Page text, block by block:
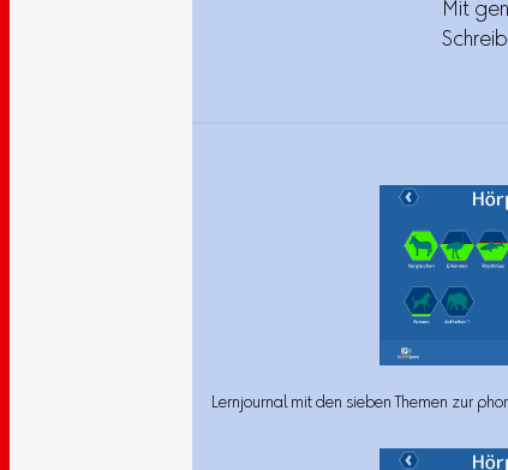
Mit
Lernjournal mit den sieben Themen zur